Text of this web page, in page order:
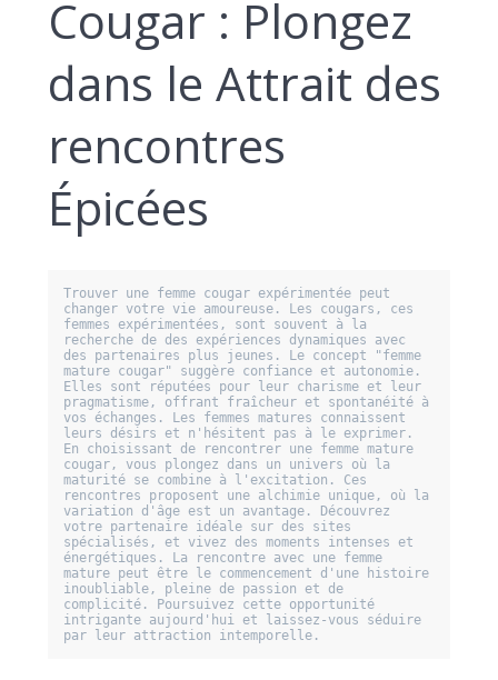
Cougar : Plongez
dans le Attrait des
rencontres
Épicées
Trouver une femme cougar expérimentée peut
changer votre vie amoureuse. Les cougars, ces
femmes expérimentées, sont souvent à la
recherche de des expériences dynamiques avec
des partenaires plus jeunes. Le concept "femme
mature cougar" suggère confiance et autonomie.
Elles sont réputées pour leur charisme et leur
pragmatisme, offrant fraîcheur et spontanéité à
vos échanges. Les femmes matures connaissent
leurs désirs et n'hésitent pas à le exprimer.
En choisissant de rencontrer une femme mature
cougar, vous plongez dans un univers où la
maturité se combine à l'excitation. Ces
rencontres proposent une alchimie unique, où la
variation d'âge est un avantage. Découvrez
votre partenaire idéale sur des sites
spécialisés, et vivez des moments intenses et
énergétiques. La rencontre avec une femme
mature peut être le commencement d'une histoire
inoubliable, pleine de passion et de
complicité. Poursuivez cette opportunité
intrigante aujourd'hui et laissez-vous séduire